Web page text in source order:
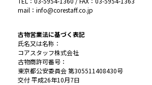
mail：info@corestaff.co.jp
古物営業法に基づく表記
氏名又は名称：
コアスタッフ株式会社
古物商許可番号：
東京都公安委員会 第305511408430号
交付 平成26年10月7日